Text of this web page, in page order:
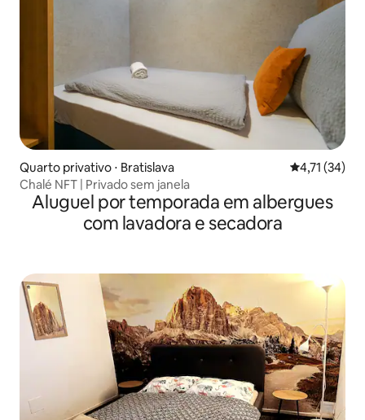
Quarto privativo ⋅ Bratislava 4,71 de uma
4,71 (34)
Chalé NFT | Privado sem janela
Aluguel por temporada em albergues
com lavadora e secadora